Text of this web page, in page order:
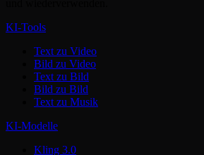
KI-Tools
Text zu Video
Bild zu Video
Text zu Bild
Bild zu Bild
Text zu Musik
KI-Modelle
Kling 3.0